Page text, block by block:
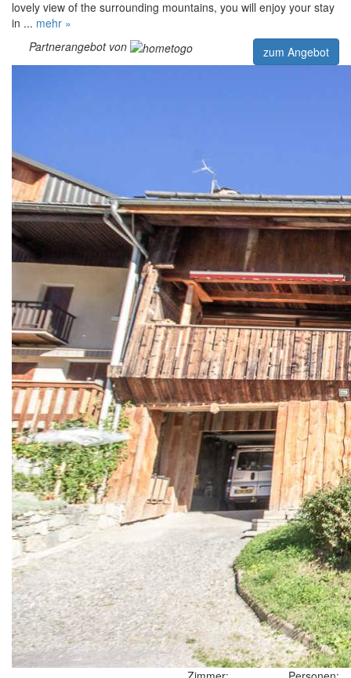
lovely view of the surrounding mountains, you will enjoy your stay
in ... mehr »
Partnerangebot von
zum Angebot